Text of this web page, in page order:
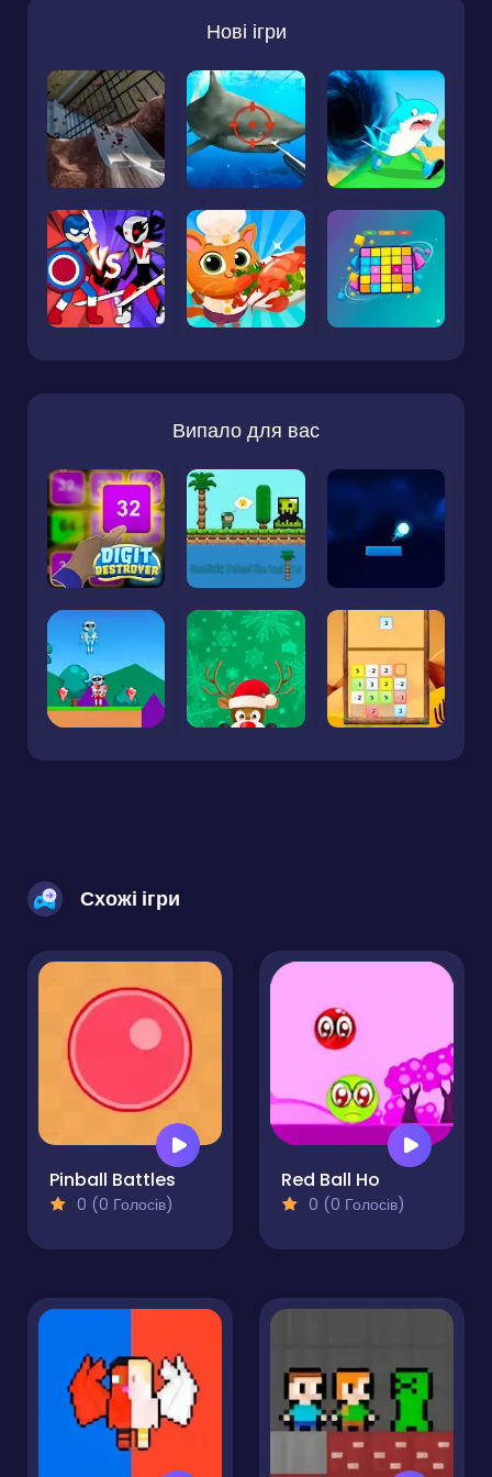
Нові ігри
Випало для вас
Схожі ігри
Pinball Battles
0 (0 Голосів)
Red Ball Ho
0 (0 Голосів)